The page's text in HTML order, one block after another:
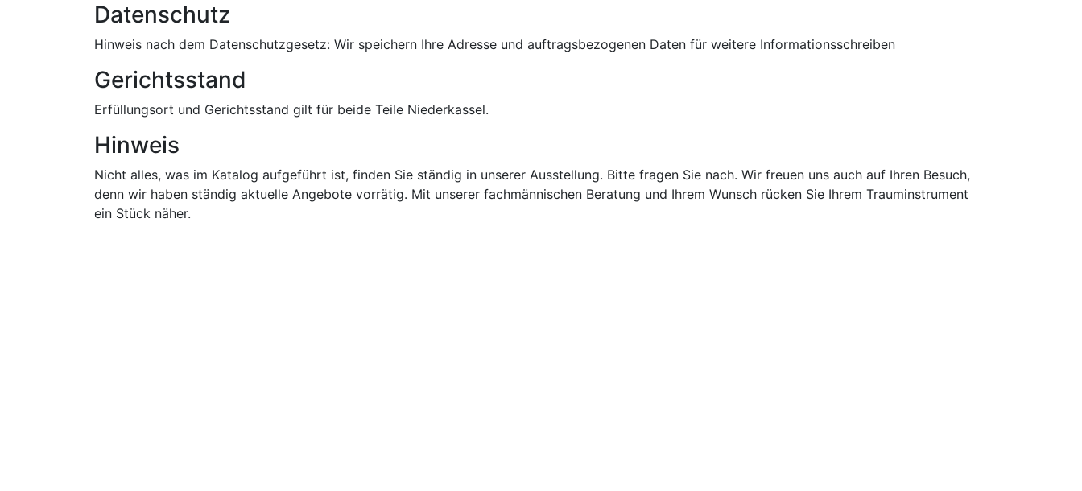
Datenschutz
Hinweis nach dem Datenschutzgesetz: Wir speichern Ihre Adresse und auftragsbezogenen Daten für weitere Informationsschreiben
Gerichtsstand
Erfüllungsort und Gerichtsstand gilt für beide Teile Niederkassel.
Hinweis
Nicht alles, was im Katalog aufgeführt ist, finden Sie ständig in unserer Ausstellung. Bitte fragen Sie nach. Wir freuen uns auch auf Ihren Besuch,
denn wir haben ständig aktuelle Angebote vorrätig. Mit unserer fachmännischen Beratung und Ihrem Wunsch rücken Sie Ihrem Trauminstrument
ein Stück näher.